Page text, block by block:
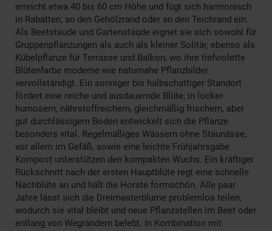
erreicht etwa 40 bis 60 cm Höhe und fügt sich harmonisch
in Rabatten, an den Gehölzrand oder an den Teichrand ein.
Als Beetstaude und Gartenstaude eignet sie sich sowohl für
Gruppenpflanzungen als auch als kleiner Solitär, ebenso als
Kübelpflanze für Terrasse und Balkon, wo ihre tiefviolette
Blütenfarbe moderne wie naturnahe Pflanzbilder
vervollständigt. Ein sonniger bis halbschattiger Standort
fördert eine reiche und ausdauernde Blüte; in locker-
humosem, nährstoffreichem, gleichmäßig frischem, aber
gut durchlässigem Boden entwickelt sich die Pflanze
besonders vital. Regelmäßiges Wässern ohne Staunässe,
vor allem im Gefäß, sowie eine leichte Frühjahrsgabe
Kompost unterstützen den kompakten Wuchs. Ein kräftiger
Rückschnitt nach der ersten Hauptblüte regt eine schnelle
Nachblüte an und hält die Horste formschön. Alle paar
Jahre lässt sich die Dreimasterblume problemlos teilen,
wodurch sie vital bleibt und neue Pflanzstellen im Beet oder
entlang von Wegrändern belebt. In Kombination mit